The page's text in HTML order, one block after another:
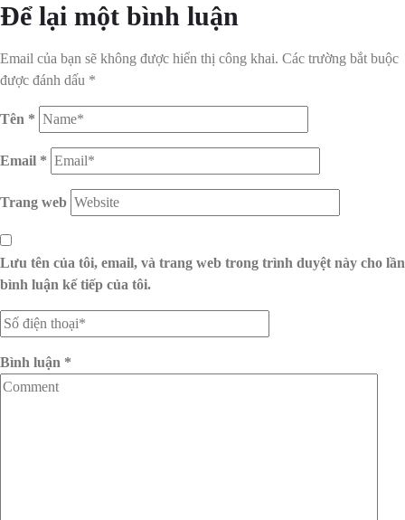
Để lại một bình luận
Email của bạn sẽ không được hiển thị công khai. Các trường bắt buộc
được đánh dấu *
Tên *
Email *
Trang web
Lưu tên của tôi, email, và trang web trong trình duyệt này cho lần
bình luận kế tiếp của tôi.
Bình luận *